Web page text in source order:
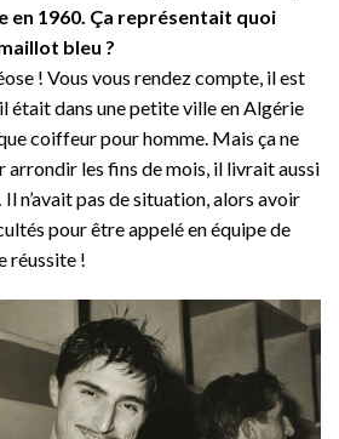
en 1960. Ça représentait quoi
bleu ?
! Vous vous rendez compte, il est
était dans une petite ville en Algérie
coiffeur pour homme. Mais ça ne
arrondir les fins de mois, il livrait aussi
n’avait pas de situation, alors avoir
pour être appelé en équipe de
réussite !